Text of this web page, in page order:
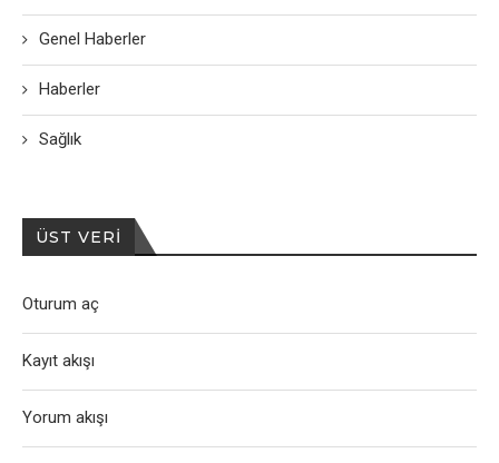
Genel Haberler
Haberler
Sağlık
ÜST VERI
Oturum aç
Kayıt akışı
Yorum akışı